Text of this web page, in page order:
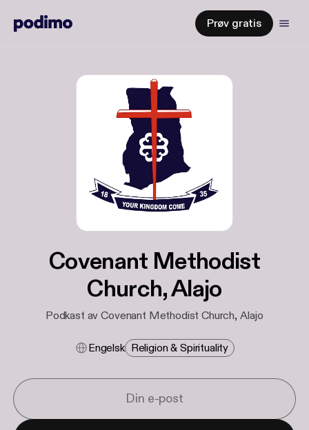
Prøv gratis
Covenant Methodist
Church, Alajo
Podkast av Covenant Methodist Church, Alajo
Engelsk Religion & Spirituality